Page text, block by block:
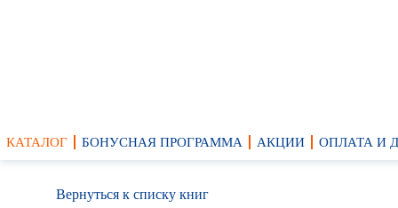
КАТАЛОГ БОНУСНАЯ ПРОГРАММА АКЦИИ ОПЛАТА И
Вернуться к списку книг